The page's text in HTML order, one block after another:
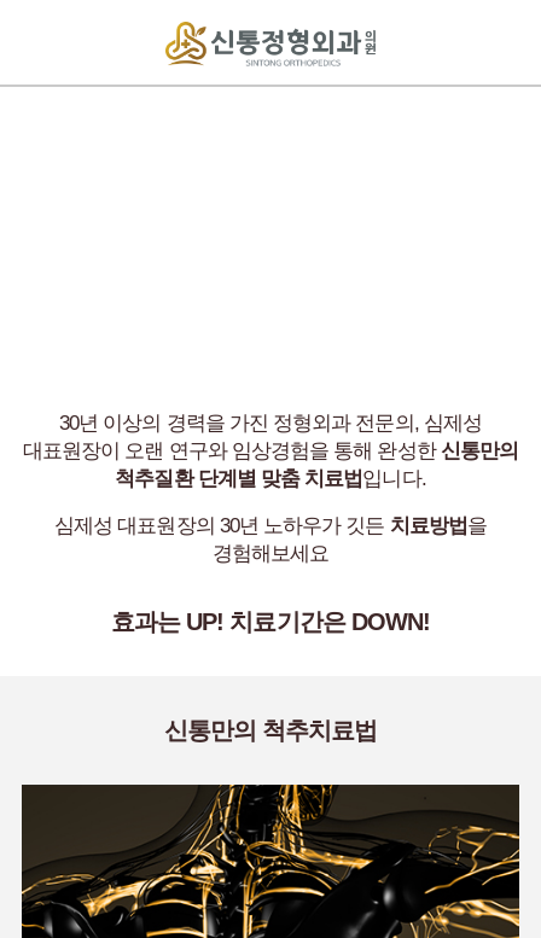
30년 이상의 경력을 가진 정형외과 전문의, 심제성
대표원장이 오랜 연구와 임상경험을 통해 완성한신통만의
척추질환 단계별 맞춤 치료법입니다.
심제성 대표원장의 30년 노하우가 깃든 치료방법을
경험해보세요
효과는 UP! 치료기간은 DOWN!
신통만의 척추치료법